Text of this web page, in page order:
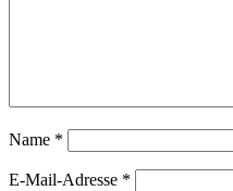
Name *
E-Mail-Adresse *